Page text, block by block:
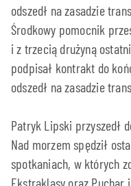
odszedł na zasadzie
Środkowy pomocnik
i z trzecią drużyną
podpisał kontrakt do
odszedł na zasadzie
Patryk Lipski przyszedł
Nad morzem spędził
spotkaniach, w których
Ekstraklasy oraz Puchar